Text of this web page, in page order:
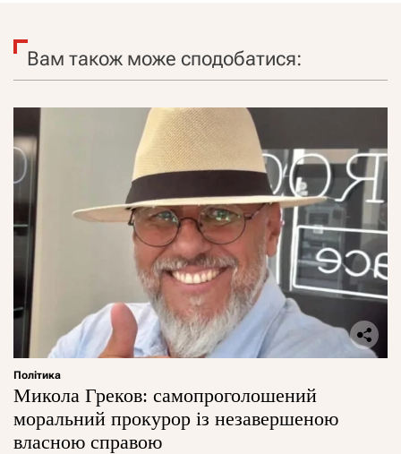
Вам також може сподобатися:
Політика
Микола Греков: самопроголошений
моральний прокурор із незавершеною
власною справою